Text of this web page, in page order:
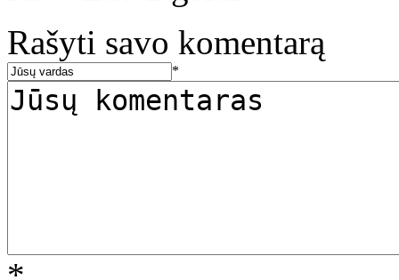
Rašyti savo komentarą
*